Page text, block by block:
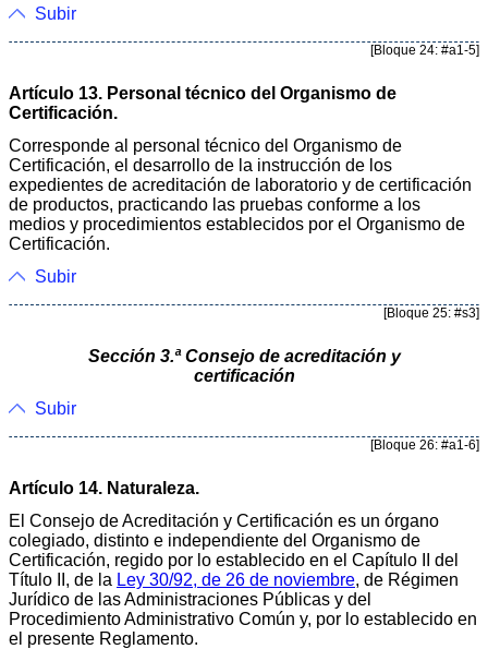
Subir
[Bloque 24: #a1-5]
Artículo 13. Personal técnico del Organismo de
Certificación.
Corresponde al personal técnico del Organismo de
Certificación, el desarrollo de la instrucción de los
expedientes de acreditación de laboratorio y de certificación
de productos, practicando las pruebas conforme a los
medios y procedimientos establecidos por el Organismo de
Certificación.
Subir
[Bloque 25: #s3]
Sección 3.ª Consejo de acreditación y
certificación
Subir
[Bloque 26: #a1-6]
Artículo 14. Naturaleza.
El Consejo de Acreditación y Certificación es un órgano
colegiado, distinto e independiente del Organismo de
Certificación, regido por lo establecido en el Capítulo II del
Título II, de la Ley 30/92, de 26 de noviembre, de Régimen
Jurídico de las Administraciones Públicas y del
Procedimiento Administrativo Común y, por lo establecido en
el presente Reglamento.